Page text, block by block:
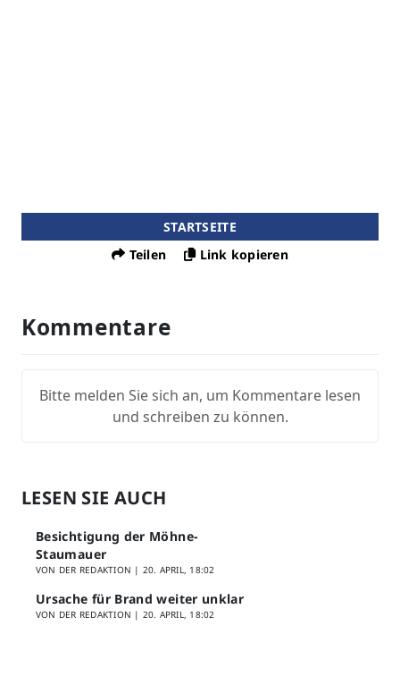
STARTSEITE
Teilen
Link kopieren
Kommentare
Bitte melden Sie sich an, um Kommentare lesen
und schreiben zu können.
LESEN SIE AUCH
Besichtigung der Möhne-
Staumauer
VON DER REDAKTION | 20. APRIL, 18:02
Ursache für Brand weiter unklar
VON DER REDAKTION | 20. APRIL, 18:02